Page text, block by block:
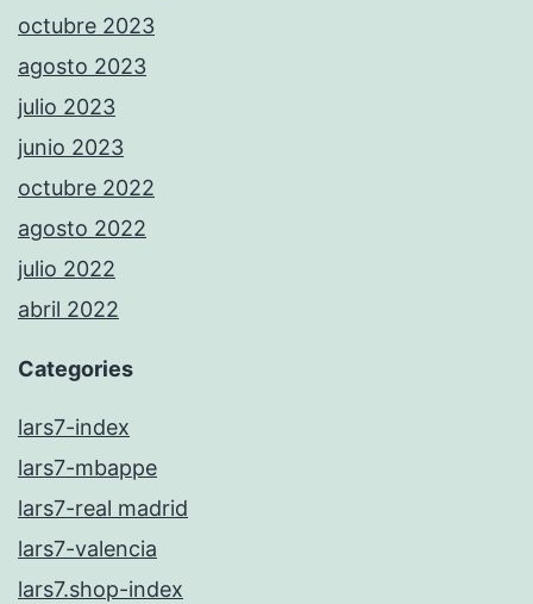
octubre 2023
agosto 2023
julio 2023
junio 2023
octubre 2022
agosto 2022
julio 2022
abril 2022
Categories
lars7-index
lars7-mbappe
lars7-real madrid
lars7-valencia
lars7.shop-index